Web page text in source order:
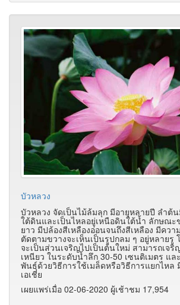
บัวหลวง
บัวหลวง จัดเป็นไม้ล้มลุก มีอายุหลายปี ลำต้น
ใต้ดินและเป็นไหลอยู่เหนือดินใต้น้ำ ลักษณะ
ยาว มีปล้องสีเหลืองอ่อนจนถึงสีเหลือง มีคว
ตัดตามขวางจะเห็นเป็นรูปกลม ๆ อยู่หลายรู
จะเป็นส่วนเจริญไปเป็นต้นใหม่ สามารถเจ
เหนียว ในระดับน้ำลึก 30-50 เซนติเมตร แล
พันธุ์ด้วยวิธีการใช้เมล็ดหรือวิธีการแยกไหล
เอเชีย
เผยแพร่เมื่อ 02-06-2020 ผู้เช้าชม 17,954